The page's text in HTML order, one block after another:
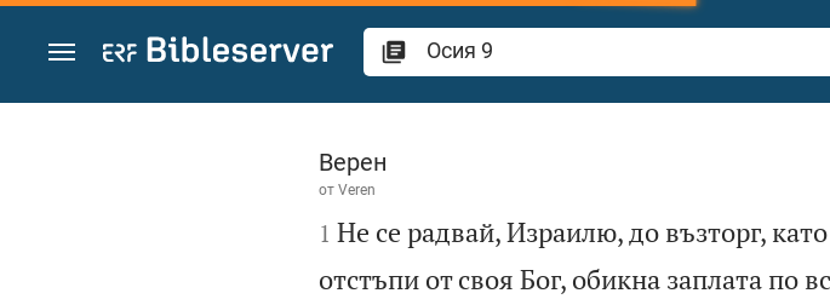
Преминете към съдържанието
Осия 9
Верен
от Veren

1 Не се радвай, Израилю, до възторг,
отстъпи от своя Бог, обикна заплата по